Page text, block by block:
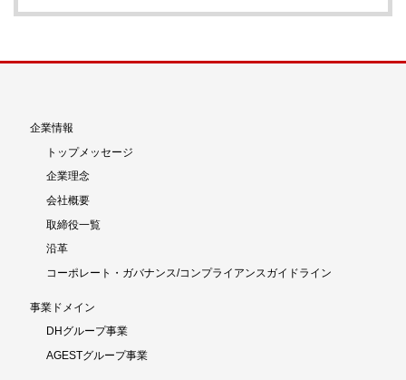
企業情報
トップメッセージ
企業理念
会社概要
取締役一覧
沿革
コーポレート・ガバナンス/コンプライアンスガイドライン
事業ドメイン
DHグループ事業
AGESTグループ事業